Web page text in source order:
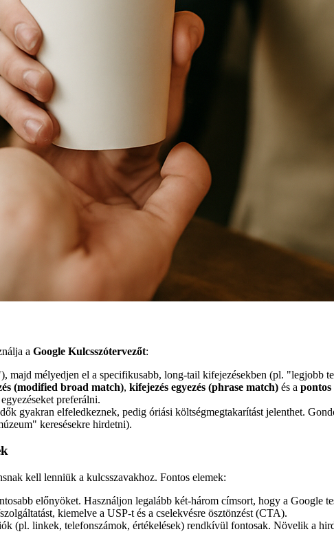
a Google Kulcsszótervezőt:
majd mélyedjen el a specifikusabb, long-tail kifejezésekben (pl. "legjobb
(modified broad match), kifejezés egyezés (phrase match) és a pontos
preferálni.
gyakran elfeledkeznek, pedig óriási költségmegtakarítást jelenthet.
keresésekre hirdetni).
kell lenniük a kulcsszavakhoz. Fontos elemek:
előnyöket. Használjon legalább két-három címsort, hogy a Google
kiemelve a USP-t és a cselekvésre ösztönzést (CTA).
(pl. linkek, telefonszámok, értékelések) rendkívül fontosak. Növelik a